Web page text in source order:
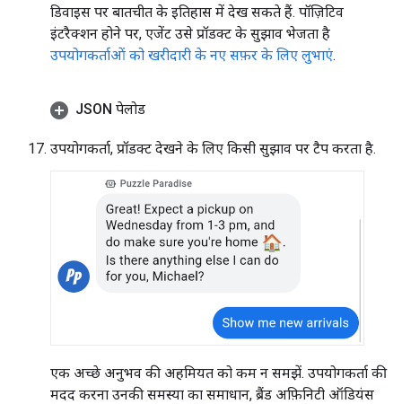
डिवाइस पर बातचीत के इतिहास में देख सकते हैं. पॉज़िटिव
इंटरैक्शन होने पर, एजेंट उसे प्रॉडक्ट के सुझाव भेजता है
उपयोगकर्ताओं को खरीदारी के नए सफ़र के लिए लुभाएं.
JSON पेलोड
उपयोगकर्ता, प्रॉडक्ट देखने के लिए किसी सुझाव पर टैप करता है.
एक अच्छे अनुभव की अहमियत को कम न समझें. उपयोगकर्ता की
मदद करना उनकी समस्या का समाधान, ब्रैंड अफ़िनिटी ऑडियंस